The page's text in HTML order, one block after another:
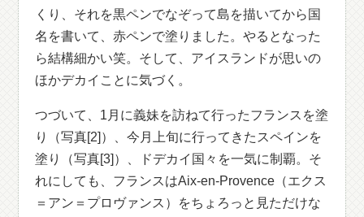
くり、それを黒ペンでなぞって島を描いてから国
名を書いて、赤ペンで塗りました。やるとなった
ら結構細かい笑。そして、アイスランドが思いの
ほかデカイことに気づく。
つづいて、1月に義妹を訪ねて行ったフランスを塗
り（写真[2]）、今月上旬に行ってきたスペインを
塗り（写真[3]）、ドデカイ国々を一気に制覇。そ
れにしても、フランスはAix-en-Provence（エクス
＝アン＝プロヴァンス）をちょろっと見ただけな